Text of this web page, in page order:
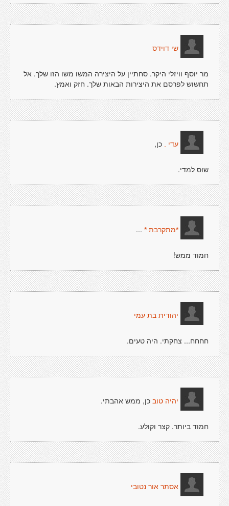
שי דוידס
מר יוסף וויזלי היקר. סחתיין על היצירה המשו משו הזו שלך. אל
תחשוש לפרסם את היצירות הבאות שלך. חזק ואמץ.
עדי . כן,
שוס למדי.
*מתקרבת * ...
חמוד ממש!
יהודית בת עמי
חחחח... צחקתי. היה טעים.
יהיה טוב כן, ממש אהבתי.
חמוד ביותר. קצר וקולע.
אסתר אור נטובי